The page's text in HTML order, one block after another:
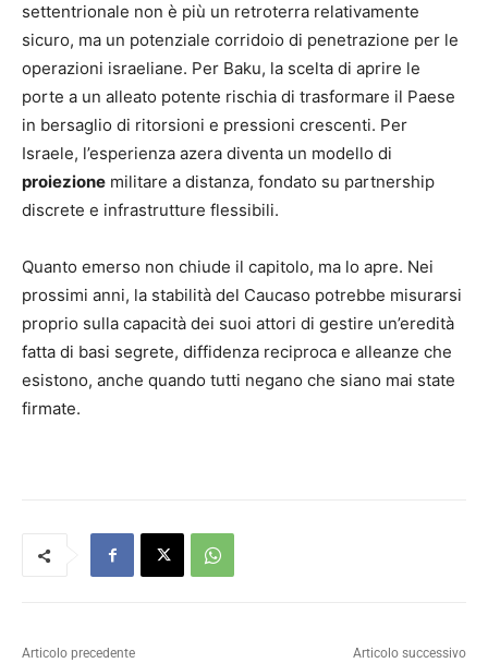
settentrionale non è più un retroterra relativamente
sicuro, ma un potenziale corridoio di penetrazione per le
operazioni israeliane. Per Baku, la scelta di aprire le
porte a un alleato potente rischia di trasformare il Paese
in bersaglio di ritorsioni e pressioni crescenti. Per
Israele, l’esperienza azera diventa un modello di
proiezione militare a distanza, fondato su partnership
discrete e infrastrutture flessibili.
Quanto emerso non chiude il capitolo, ma lo apre. Nei
prossimi anni, la stabilità del Caucaso potrebbe misurarsi
proprio sulla capacità dei suoi attori di gestire un’eredità
fatta di basi segrete, diffidenza reciproca e alleanze che
esistono, anche quando tutti negano che siano mai state
firmate.
Articolo precedente Articolo successivo